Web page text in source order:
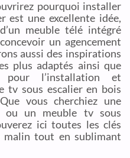
pourquoi installer
est une excellente idée,
meuble télé intégré
un agencement
aussi des inspirations
plus adaptés ainsi que
pour l’installation et
tv sous escalier en bois
vous cherchiez une
ou un meuble tv sous
ici toutes les clés
malin tout en sublimant